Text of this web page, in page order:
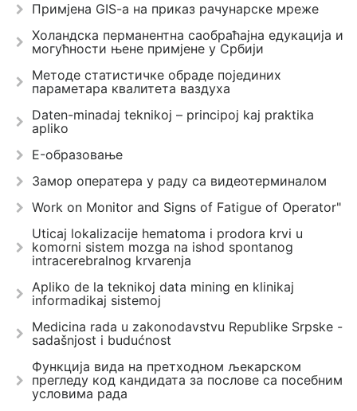
Примјена GIS-a на приказ рачунарске мреже
Холандска перманентна саобраћајна едукација и
могућности њене примјене у Србији
Методе статистичке обраде појединих
параметара квалитета ваздуха
Daten-minadaj teknikoj – principoj kaj praktika
apliko
E-образовање
Замор оператера у раду са видеотерминалом
Work on Monitor and Signs of Fatigue of Operator"
Uticaj lokalizacije hematoma i prodora krvi u
komorni sistem mozga na ishod spontanog
intracerebralnog krvarenja
Apliko de la teknikoj data mining en klinikaj
informadikaj sistemoj
Medicina rada u zakonodavstvu Republike Srpske -
sadašnjost i budućnost
Функција вида на претходном љекарском
прегледу код кандидата за послове са посебним
условима рада